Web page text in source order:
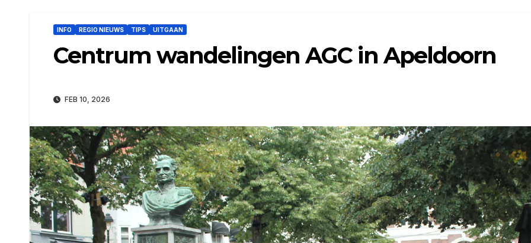
INFO REGIO NIEUWS TIPS UITGAAN
Centrum wandelingen AGC in Apeldoorn
FEB 10, 2026